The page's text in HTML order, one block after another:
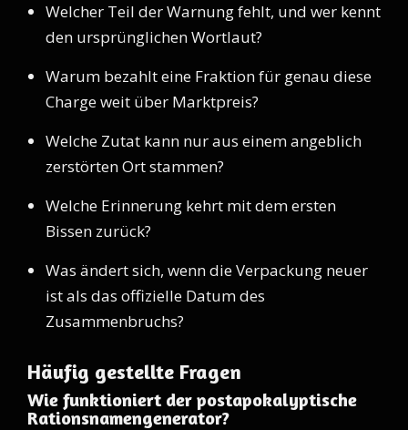
Welcher Teil der Warnung fehlt, und wer kennt
den ursprünglichen Wortlaut?
Warum bezahlt eine Fraktion für genau diese
Charge weit über Marktpreis?
Welche Zutat kann nur aus einem angeblich
zerstörten Ort stammen?
Welche Erinnerung kehrt mit dem ersten
Bissen zurück?
Was ändert sich, wenn die Verpackung neuer
ist als das offizielle Datum des
Zusammenbruchs?
Häufig gestellte Fragen
Wie funktioniert der postapokalyptische
Rationsnamengenerator?